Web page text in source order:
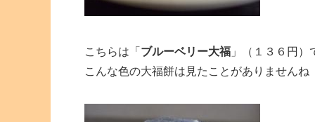
こちらは「 ブルーベリー大福 」（１３６円）
こんな色の大福餅は見たことがありませんね